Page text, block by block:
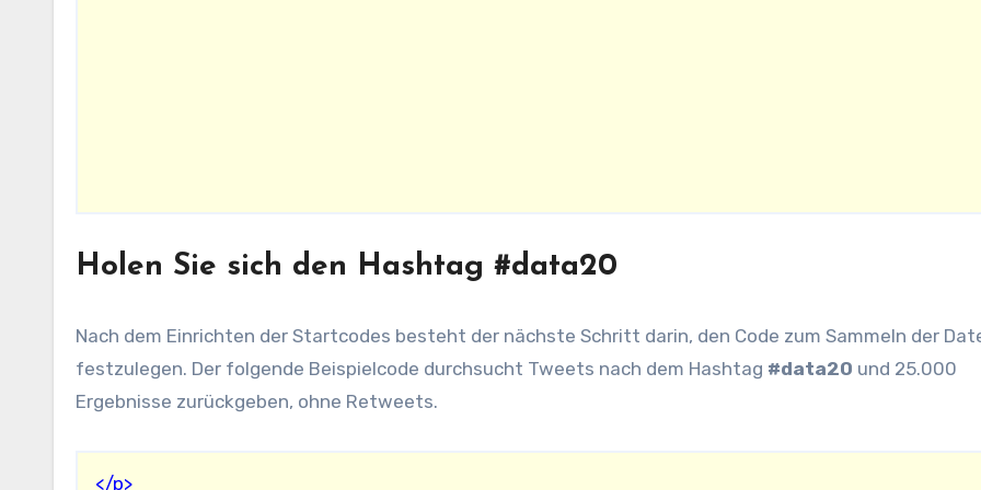
Holen Sie sich den Hashtag #data20
Nach dem Einrichten der Startcodes besteht der nächste Schritt darin, den Code zum Sammeln der
festzulegen. Der folgende Beispielcode durchsucht Tweets nach dem Hashtag #data20 und 25.000
Ergebnisse zurückgeben, ohne Retweets.